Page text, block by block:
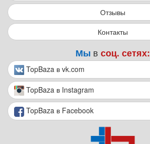
Отзывы
Контакты
Мы в соц. сетях:
TopBaza в vk.com
TopBaza в Instagram
TopBaza в Facebook